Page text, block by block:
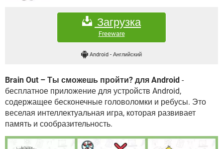
GOOGLE
ИГРЫ
ВКОНТАКТЕ
INSTAGRAM
ИГРЫ
ВКОНТАКТЕ
YANDEX
ЭНЦИКЛОПЕДИЯ
TELEGRAM
WINDOWS 10 ВКОНТАКТЕ
YANDEX
Загрузка
Freeware
Android-Английский
Brain Out – Ты сможешь пройти? для Android -
бесплатное приложение для устройств Android,
содержащее бесконечные головоломки и ребусы. Это
веселая интеллектуальная игра, которая развивает
память и сообразительность.